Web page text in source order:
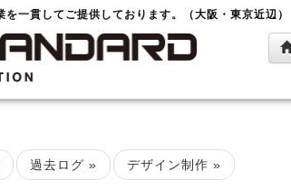
一貫してご提供しております。（大阪・東京近辺）
過去ログ » デザイン制作 »